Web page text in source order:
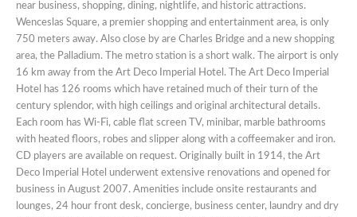
near business, shopping, dining, nightlife, and historic attractions.
Wenceslas Square, a premier shopping and entertainment area, is only
750 meters away. Also close by are Charles Bridge and a new shopping
area, the Palladium. The metro station is a short walk. The airport is only
16 km away from the Art Deco Imperial Hotel. The Art Deco Imperial
Hotel has 126 rooms which have retained much of their turn of the
century splendor, with high ceilings and original architectural details.
Each room has Wi-Fi, cable flat screen TV, minibar, marble bathrooms
with heated floors, robes and slipper along with a coffeemaker and iron.
CD players are available on request. Originally built in 1914, the Art
Deco Imperial Hotel underwent extensive renovations and opened for
business in August 2007. Amenities include onsite restaurants and
lounges, 24 hour front desk, concierge, business center, laundry and dry